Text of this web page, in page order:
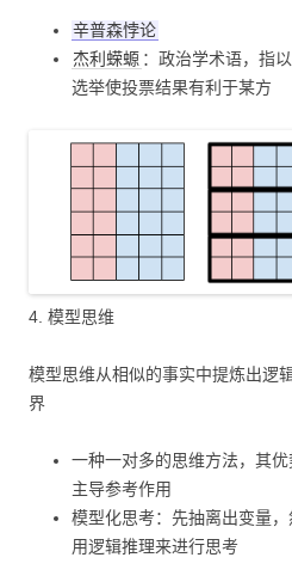
辛普森悖论
杰利蝾螈 ：政治学术语，指
选举使投票结果有利于某方
4. 模型思维
模型思维从相似的事实中提炼出逻
界
一种一对多的思维方法，其
主导参考作用
模型化思考：先抽离出变量
用逻辑推理来进行思考